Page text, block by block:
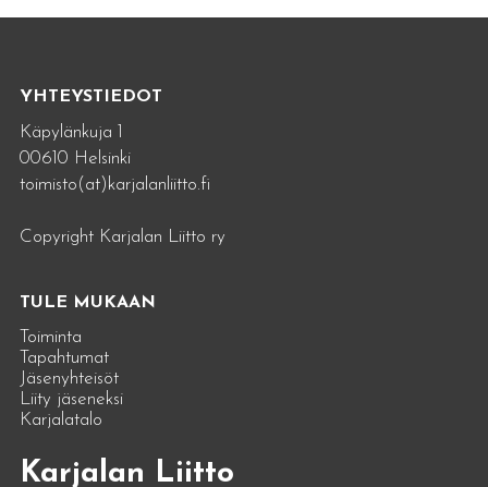
YHTEYSTIEDOT
Käpylänkuja 1
00610 Helsinki
toimisto(at)karjalanliitto.fi
Copyright Karjalan Liitto ry
TULE MUKAAN
Toiminta
Tapahtumat
Jäsenyhteisöt
Liity jäseneksi
Karjalatalo
Karjalan Liitto